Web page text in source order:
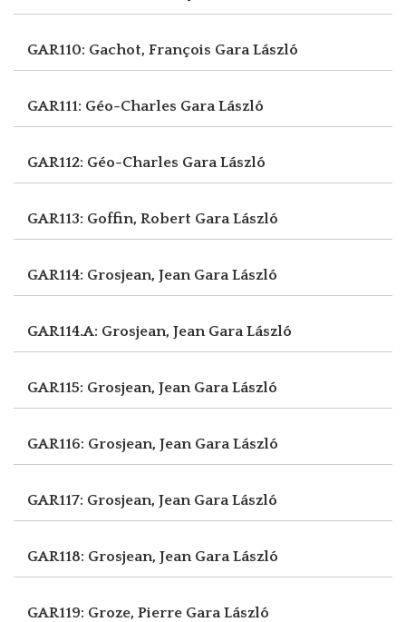
GAR110: Gachot, François Gara László
GAR111: Géo-Charles Gara László
GAR112: Géo-Charles Gara László
GAR113: Goffin, Robert Gara László
GAR114: Grosjean, Jean Gara László
GAR114.A: Grosjean, Jean Gara László
GAR115: Grosjean, Jean Gara László
GAR116: Grosjean, Jean Gara László
GAR117: Grosjean, Jean Gara László
GAR118: Grosjean, Jean Gara László
GAR119: Groze, Pierre Gara László